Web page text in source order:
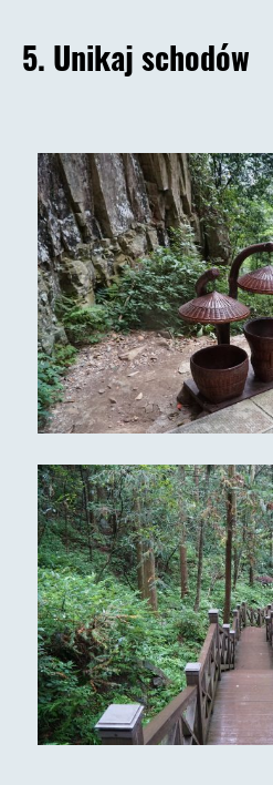
5. Unikaj schodów